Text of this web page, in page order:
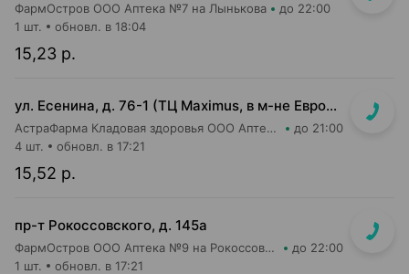
ФармОстров ООО Аптека №7 на Лынькова до 22:00
15,23 р.
1 шт. обновл. в 18:04
ул. Есенина, д. 76-1 (ТЦ Maximus, в м-не Евроопт Super)
АстраФарма Кладовая здоровья ООО Аптека №9 до 21:00
15,52 р.
4 шт. обновл. в 17:21
пр-т Рокоссовского, д. 145а
ФармОстров ООО Аптека №9 на Рокоссовского до 22:00
1 шт. обновл. в 17:21